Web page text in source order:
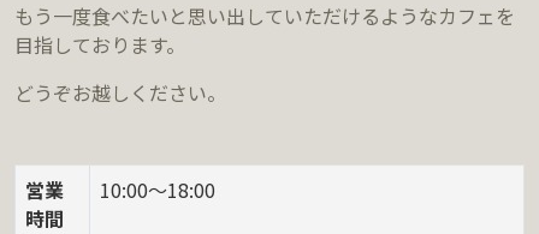
もう一度食べたいと思い出していただけるようなカフェを
目指しております。
どうぞお越しください。
営業
時間
10:00〜18:00